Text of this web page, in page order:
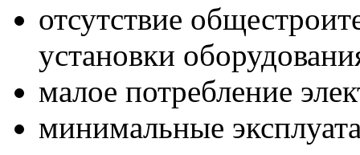
отсутствие
установки
малое потребление
минимальные